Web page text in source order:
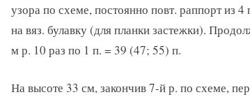
узора по схеме, постоянно повт. раппорт из
на вяз. булавку (для планки застежки).
м р. 10 раз по 1 п. = 39 (47; 55) п.
На высоте 33 см, закончив 7-й р. по схеме,